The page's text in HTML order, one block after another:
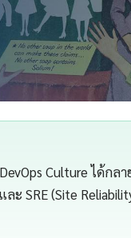
Culture ได้กล
ะ SRE (Site